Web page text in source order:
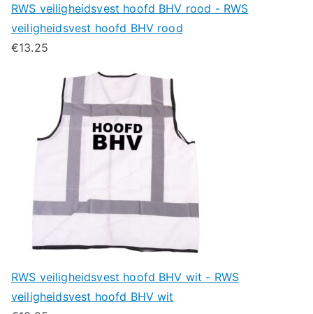
RWS veiligheidsvest hoofd BHV rood - RWS
veiligheidsvest hoofd BHV rood
€13.25
RWS veiligheidsvest hoofd BHV wit - RWS
veiligheidsvest hoofd BHV wit